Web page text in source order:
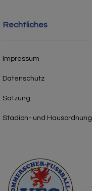
Rechtliches
Impressum
Datenschutz
Satzung
Stadion- und Hausordnung